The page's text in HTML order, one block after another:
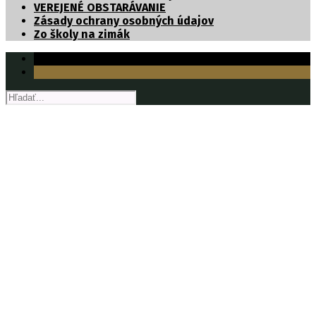
VEREJENÉ OBSTARÁVANIE
Zásady ochrany osobných údajov
Zo školy na zimák